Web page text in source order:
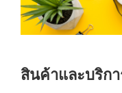
สินค้าและบริก